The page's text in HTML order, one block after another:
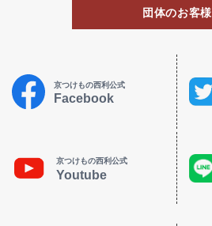
団体のお客様
京つけもの西利公式
Facebook
京つけもの西利公式
Youtube